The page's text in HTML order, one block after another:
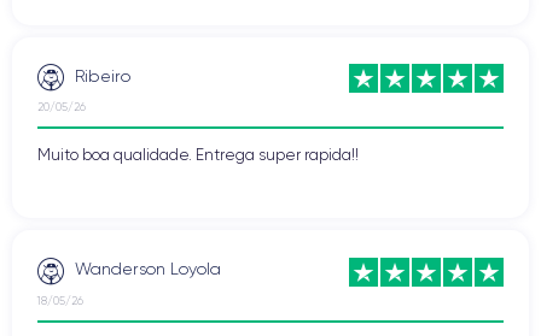
Ribeiro
20/05/26
Muito boa qualidade. Entrega super rapida!!
Wanderson Loyola
18/05/26